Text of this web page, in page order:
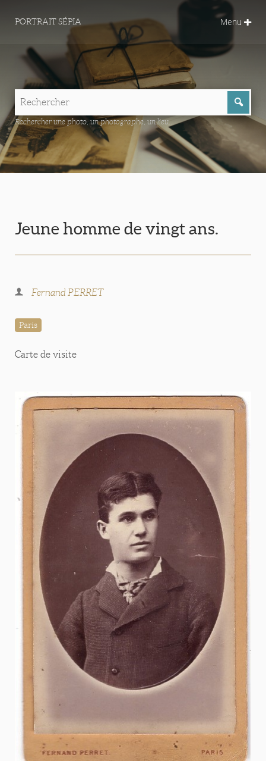
PORTRAIT SÉPIA Menu
Rechercher une photo, un photographe, un lieu...
Jeune homme de vingt ans.
Fernand PERRET
Paris
Carte de visite